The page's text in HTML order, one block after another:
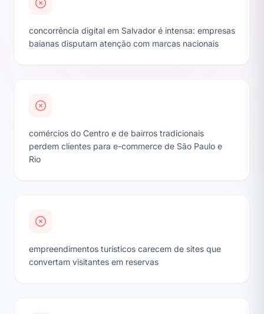
concorrência digital em Salvador é intensa: empresas
baianas disputam atenção com marcas nacionais
comércios do Centro e de bairros tradicionais
perdem clientes para e-commerce de São Paulo e
Rio
empreendimentos turísticos carecem de sites que
convertam visitantes em reservas